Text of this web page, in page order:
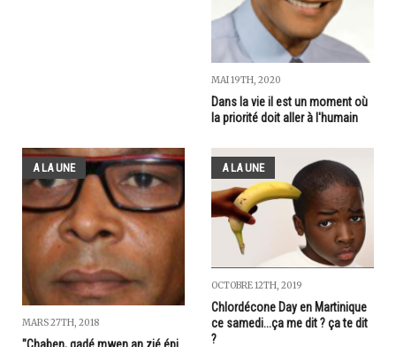
MAI 19TH, 2020
Dans la vie il est un moment où
la priorité doit aller à l'humain
A LA UNE
MARS 27TH, 2018
A LA UNE
OCTOBRE 12TH, 2019
Chlordécone Day en Martinique
ce samedi...ça me dit ? ça te dit
?